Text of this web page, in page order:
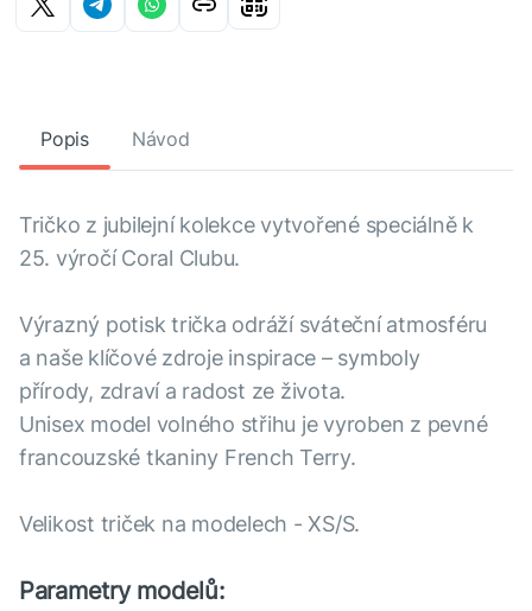
Popis Návod
Tričko z jubilejní kolekce vytvořené speciálně k
25. výročí Coral Clubu.
Výrazný potisk trička odráží sváteční atmosféru
a naše klíčové zdroje inspirace – symboly
přírody, zdraví a radost ze života.
Unisex model volného střihu je vyroben z pevné
francouzské tkaniny French Terry.
Velikost triček na modelech - XS/S.
Parametry modelů: